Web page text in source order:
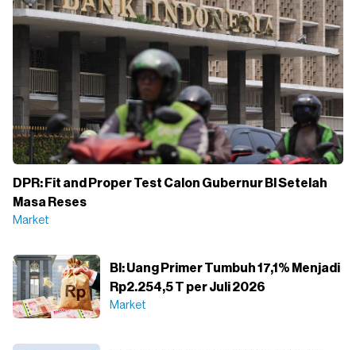
DPR: Fit and Proper Test Calon Gubernur BI Setelah
Masa Reses
Market
BI: Uang Primer Tumbuh 17,1% Menjadi
Rp2.254,5 T per Juli 2026
Market